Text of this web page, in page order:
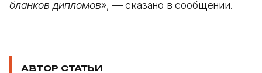
бланков дипломов», — сказано в сообщении.
АВТОР СТАТЬИ